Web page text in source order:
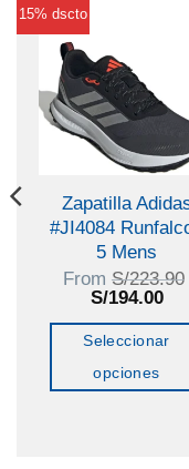
15% dscto
Zapatilla
#JI4084
5 Mens
From S/223.90
El
original
era:
S/223.90.
S/194.00El
es:
Seleccionar
opciones